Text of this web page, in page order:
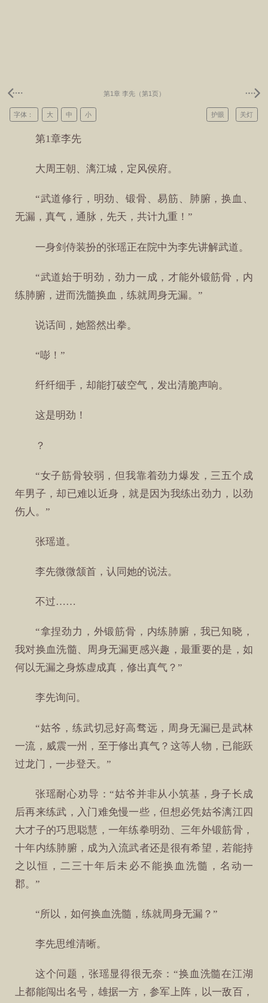
第1章 李先（第1页）
关灯
护眼
字体： 大 中 小
第1章李先
大周王朝、漓江城，定风侯府。
“武道修行，明劲、锻骨、易筋、肺腑，换血、
无漏，真气，通脉，先天，共计九重！”
一身剑侍装扮的张瑶正在院中为李先讲解武道。
“武道始于明劲，劲力一成，才能外锻筋骨，内
练肺腑，进而洗髓换血，练就周身无漏。”
说话间，她豁然出拳。
“嘭！”
纤纤细手，却能打破空气，发出清脆声响。
这是明劲！
？
“女子筋骨较弱，但我靠着劲力爆发，三五个成
年男子，却已难以近身，就是因为我练出劲力，以劲
伤人。”
张瑶道。
李先微微颔首，认同她的说法。
不过……
“拿捏劲力，外锻筋骨，内练肺腑，我已知晓，
我对换血洗髓、周身无漏更感兴趣，最重要的是，如
何以无漏之身炼虚成真，修出真气？”
李先询问。
“姑爷，练武切忌好高骛远，周身无漏已是武林
一流，威震一州，至于修出真气？这等人物，已能跃
过龙门，一步登天。”
张瑶耐心劝导：“姑爷并非从小筑基，身子长成
后再来练武，入门难免慢一些，但想必凭姑爷漓江四
大才子的巧思聪慧，一年练拳明劲、三年外锻筋骨，
十年内练肺腑，成为入流武者还是很有希望，若能持
之以恒，二三十年后未必不能换血洗髓，名动一
郡。”
“所以，如何换血洗髓，练就周身无漏？”
李先思维清晰。
这个问题，张瑶显得很无奈：“换血洗髓在江湖
上都能闯出名号，雄据一方，参军上阵，以一敌百，